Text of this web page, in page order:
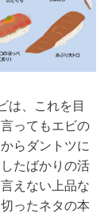
は、これを目
ってもエビの
らダントツに
たばかりの活
えない上品な
ったネタの本